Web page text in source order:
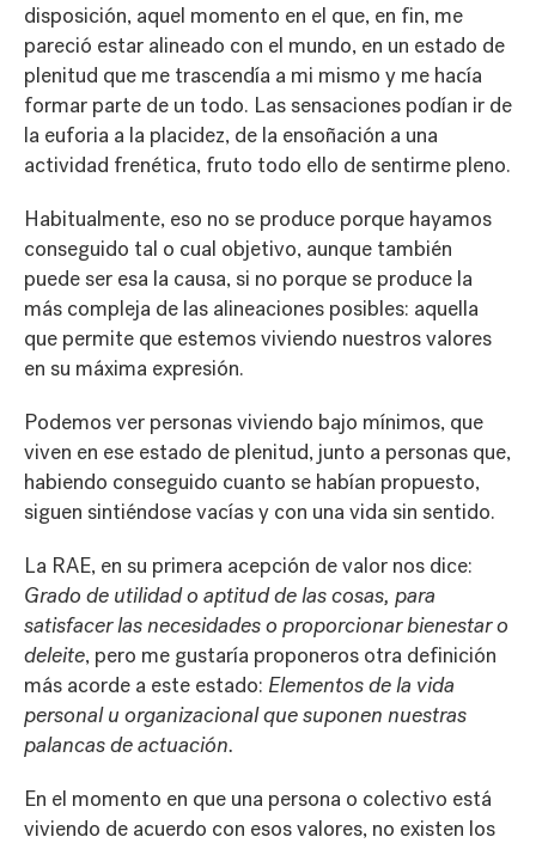
disposición, aquel momento en el que, en fin, me
pareció estar alineado con el mundo, en un estado de
plenitud que me trascendía a mi mismo y me hacía
formar parte de un todo. Las sensaciones podían ir de
la euforia a la placidez, de la ensoñación a una
actividad frenética, fruto todo ello de sentirme pleno.
Habitualmente, eso no se produce porque hayamos
conseguido tal o cual objetivo, aunque también
puede ser esa la causa, si no porque se produce la
más compleja de las alineaciones posibles: aquella
que permite que estemos viviendo nuestros valores
en su máxima expresión.
Podemos ver personas viviendo bajo mínimos, que
viven en ese estado de plenitud, junto a personas que,
habiendo conseguido cuanto se habían propuesto,
siguen sintiéndose vacías y con una vida sin sentido.
La RAE, en su primera acepción de valor nos dice:
Grado de utilidad o aptitud de las cosas, para
satisfacer las necesidades o proporcionar bienestar o
deleite, pero me gustaría proponeros otra definición
más acorde a este estado: Elementos de la vida
personal u organizacional que suponen nuestras
palancas de actuación.
En el momento en que una persona o colectivo está
viviendo de acuerdo con esos valores, no existen los